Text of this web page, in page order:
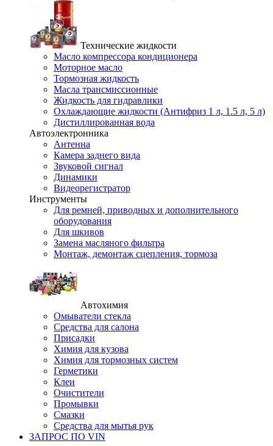
Технические жидкости
Масло компрессора кондиционера
Моторное масло
Тормозная жидкость
Масла трансмиссионные
Жидкость для гидравлики
Охлаждающие жидкости (Антифриз 1 л, 1.5 л, 5 л)
Дистиллированная вода
Автоэлектронника
Антенна
Камера заднего вида
Звуковой сигнал
Динамики
Видеорегистратор
Инструменты
Для ремней, приводных и дополнительного
оборудования
Для шкивов
Замена масляного фильтра
Монтаж, демонтаж сцепления, тормоза
Автохимия
Омыватели стекла
Средства для салона
Присадки
Химия для кузова
Химия для тормозных систем
Герметики
Клеи
Очистители
Промывки
Смазки
Средства для мытья рук
ЗАПРОС ПО VIN